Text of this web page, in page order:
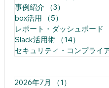
事例紹介
（3）
box活用
（5）
レポート・ダッシュボード
Slack活用術
（14）
2026年7月 （1）